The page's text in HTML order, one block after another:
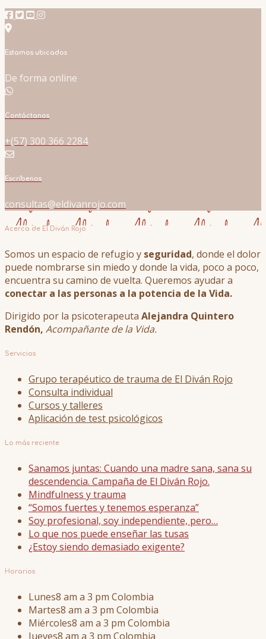
Estamos ubicados
De forma online
Contáctanos
+(57) 300 366 2284
Escríbenos
consultas@eldivanrojo.com
Acerca de El Diván Rojo
Somos un espacio de refugio y seguridad, donde el dolor
puede nombrarse sin miedo y donde la vida, poco a poco,
encuentra su camino de vuelta. Queremos ayudar a
conectar a las personas a la potencia de la Vida.
Dirigido por la psicoterapeuta Alejandra Quintero
Rendón, Acompañante de la Vida.
Servicios
Grupo terapéutico de trauma de El Diván Rojo
Consulta individual
Cursos y talleres
Aplicación de test psicológicos
Lo más reciente
Sanamos juntas: Cuando una madre sana, sana su
descendencia. Campaña de El Diván Rojo.
Mindfulness y trauma
“Somos fuertes y tenemos esperanza”
Soy profesional, soy independiente, pero…
Lo que nos puede enseñar las tusas
¿Estoy siendo demasiado exigente?
Horarios
Lunes8 am a 3 pm Colombia
Martes8 am a 3 pm Colombia
Miércoles8 am a 3 pm Colombia
Jueves8 am a 3 pm Colombia